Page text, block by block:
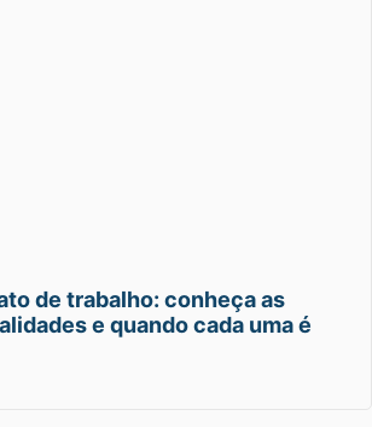
de trabalho: conheça as
e quando cada uma é